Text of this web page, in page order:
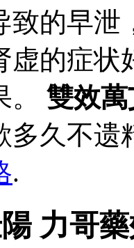
致的早
虚的症状
雙效
多久不
.
力哥